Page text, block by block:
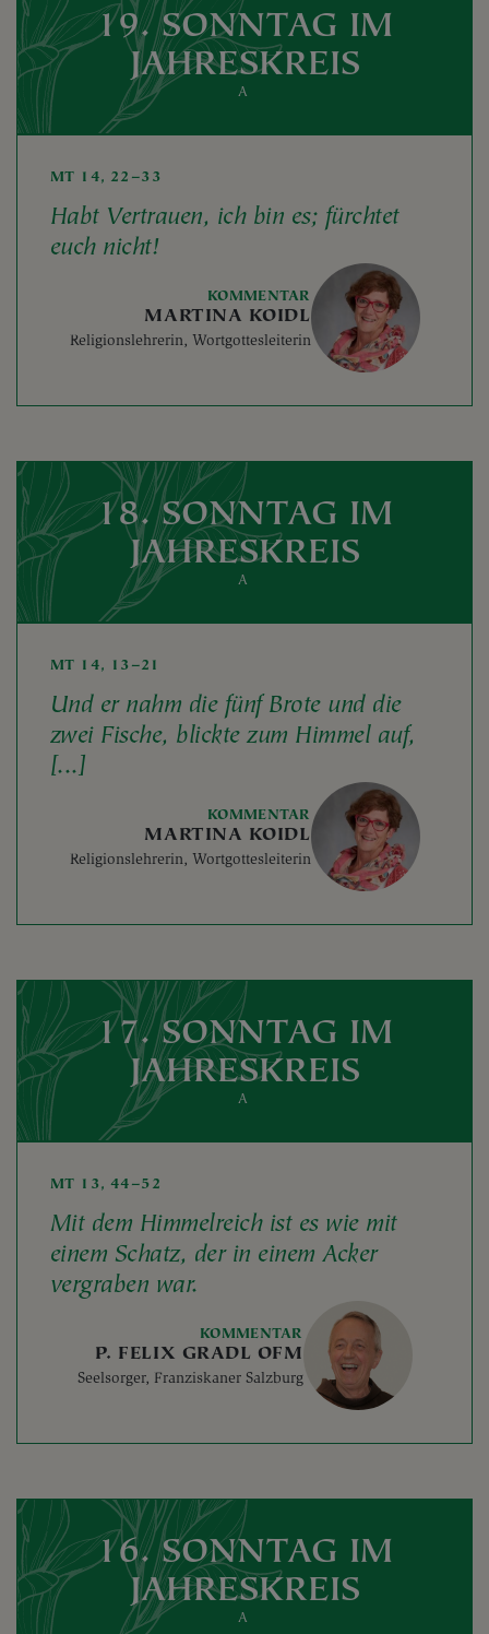
19. SONNTAG IM
JAHRESKREIS
A
MT 14, 22–33
Habt Vertrauen, ich bin es; fürchtet
euch nicht!
KOMMENTAR
MARTINA KOIDL
Religionslehrerin, Wortgottesleiterin
18. SONNTAG IM
JAHRESKREIS
A
MT 14, 13–21
Und er nahm die fünf Brote und die
zwei Fische, blickte zum Himmel auf,
[...]
KOMMENTAR
MARTINA KOIDL
Religionslehrerin, Wortgottesleiterin
17. SONNTAG IM
JAHRESKREIS
A
MT 13, 44–52
Mit dem Himmelreich ist es wie mit
einem Schatz, der in einem Acker
vergraben war.
KOMMENTAR
P. FELIX GRADL OFM
Seelsorger, Franziskaner Salzburg
16. SONNTAG IM
JAHRESKREIS
A